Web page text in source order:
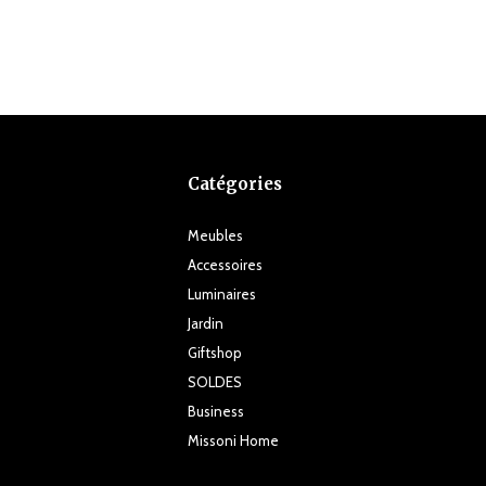
Catégories
Meubles
Accessoires
Luminaires
Jardin
Giftshop
SOLDES
Business
Missoni Home